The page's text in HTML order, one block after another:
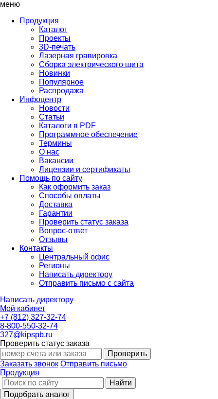
меню
Продукция
Каталог
Проекты
3D-печать
Лазерная гравировка
Сборка электрического щита
Новинки
Популярное
Распродажа
Инфоцентр
Новости
Статьи
Каталоги в PDF
Программное обеспечение
Термины
О нас
Вакансии
Лицензии и сертификаты
Помощь по сайту
Как оформить заказ
Способы оплаты
Доставка
Гарантии
Проверить статус заказа
Вопрос-ответ
Отзывы
Контакты
Центральный офис
Регионы
Написать директору
Отправить письмо с сайта
Написать директору
Мой кабинет
+7 (812) 327-32-74
8-800-550-32-74
327@kipspb.ru
Проверить статус заказа
Проверить
Заказать звонок Отправить письмо
Продукция
Найти
Подобрать аналог